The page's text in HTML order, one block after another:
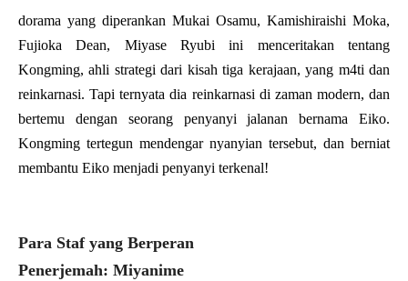
dorama yang diperankan Mukai Osamu, Kamishiraishi Moka,
Fujioka Dean, Miyase Ryubi ini menceritakan tentang
Kongming, ahli strategi dari kisah tiga kerajaan, yang m4ti dan
reinkarnasi. Tapi ternyata dia reinkarnasi di zaman modern, dan
bertemu dengan seorang penyanyi jalanan bernama Eiko.
Kongming tertegun mendengar nyanyian tersebut, dan berniat
membantu Eiko menjadi penyanyi terkenal!
Para Staf yang Berperan
Penerjemah: Miyanime